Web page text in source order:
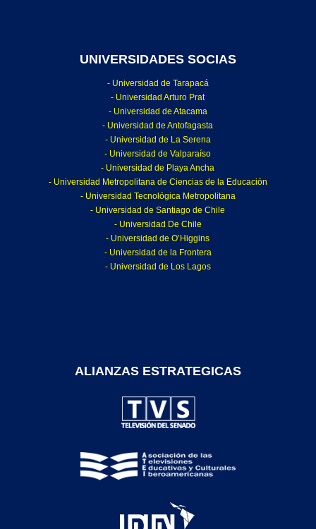
UNIVERSIDADES SOCIAS
- Universidad de Tarapacá
- Universidad Arturo Prat
- Universidad de Atacama
- Universidad de Antofagasta
- Universidad de La Serena
- Universidad de Valparaíso
- Universidad de Playa Ancha
- Universidad Metropolitana de Ciencias de la Educación
- Universidad Tecnológica Metropolitana
- Universidad de Santiago de Chile
- Universidad De Chile
- Universidad de O’Higgins
- Universidad de la Frontera
- Universidad de Los Lagos
ALIANZAS ESTRATEGICAS